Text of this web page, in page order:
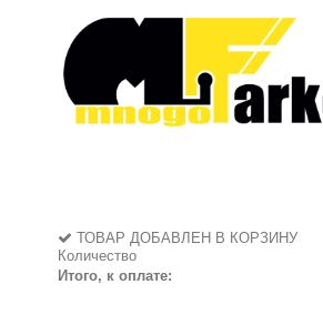
ТОВАР ДОБАВЛЕН В КОРЗИНУ
Количество
Итого, к оплате: